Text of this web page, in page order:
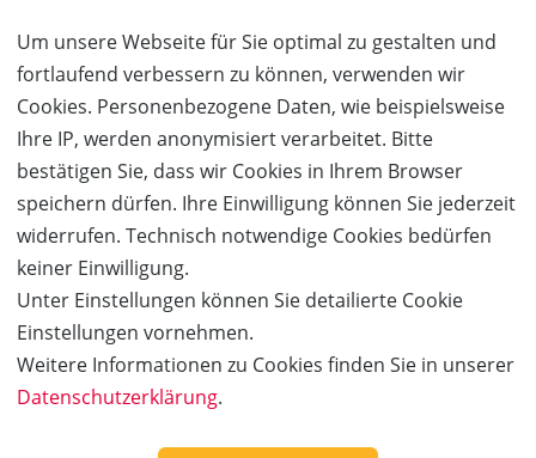
Um unsere Webseite für Sie optimal zu gestalten und
fortlaufend verbessern zu können, verwenden wir
Cookies. Personenbezogene Daten, wie beispielsweise
Ihre IP, werden anonymisiert verarbeitet. Bitte
bestätigen Sie, dass wir Cookies in Ihrem Browser
speichern dürfen. Ihre Einwilligung können Sie jederzeit
widerrufen. Technisch notwendige Cookies bedürfen
keiner Einwilligung.
Unter Einstellungen können Sie detailierte Cookie
Einstellungen vornehmen.
Weitere Informationen zu Cookies finden Sie in unserer
Datenschutzerklärung.
68%
WEITERE DETAILS JETZT BESTELLEN
592,- €
Preis:
190,- € 3 3,50 €